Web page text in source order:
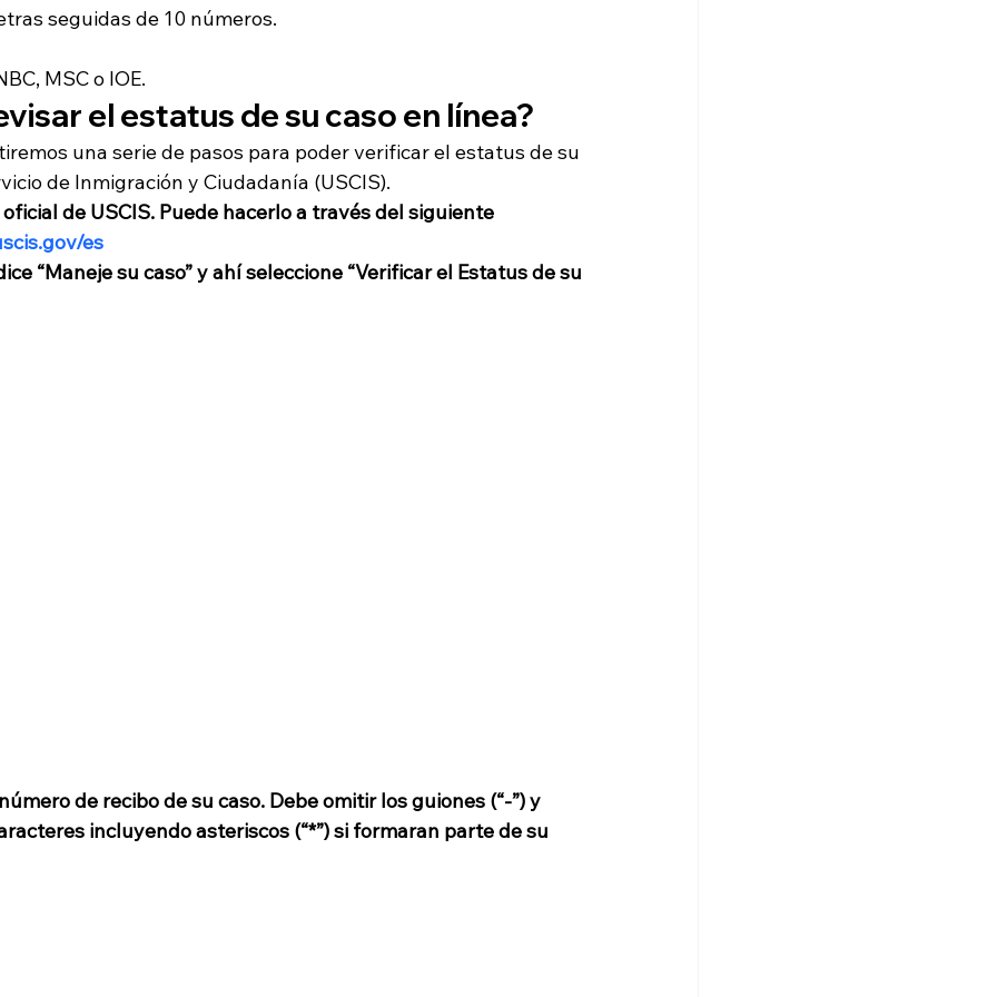
seguidas de 10 números.
MSC o IOE.
el estatus de su caso en línea?
una serie de pasos para poder verificar el estatus de su
de Inmigración y Ciudadanía (USCIS).
de USCIS. Puede hacerlo a través del siguiente
es
“Maneje su caso” y ahí seleccione “Verificar el Estatus de su
de recibo de su caso. Debe omitir los guiones (“-”) y
incluyendo asteriscos (“*”) si formaran parte de su